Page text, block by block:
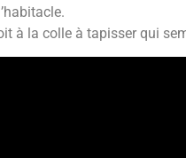
à la colle à tapisser qui